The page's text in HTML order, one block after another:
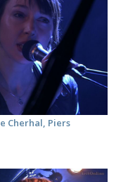
Cherhal, Piers